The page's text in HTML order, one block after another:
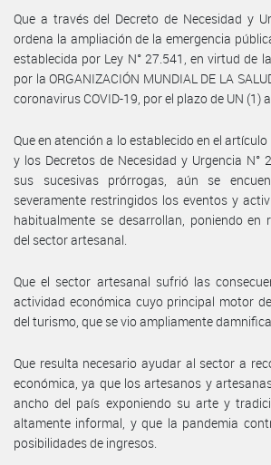
Que a través del Decreto de Necesidad y
ordena la ampliación de la emergencia
establecida por Ley N° 27.541, en virtud de
por la ORGANIZACIÓN MUNDIAL DE LA
coronavirus COVID-19, por el plazo de UN (1)
Que en atención a lo establecido en el
y los Decretos de Necesidad y Urgencia N°
sus sucesivas prórrogas, aún se
severamente restringidos los eventos y
habitualmente se desarrollan, poniendo en
del sector artesanal.
Que el sector artesanal sufrió las
actividad económica cuyo principal motor
del turismo, que se vio ampliamente
Que resulta necesario ayudar al sector a
económica, ya que los artesanos y
ancho del país exponiendo su arte y
altamente informal, y que la pandemia
posibilidades de ingresos.